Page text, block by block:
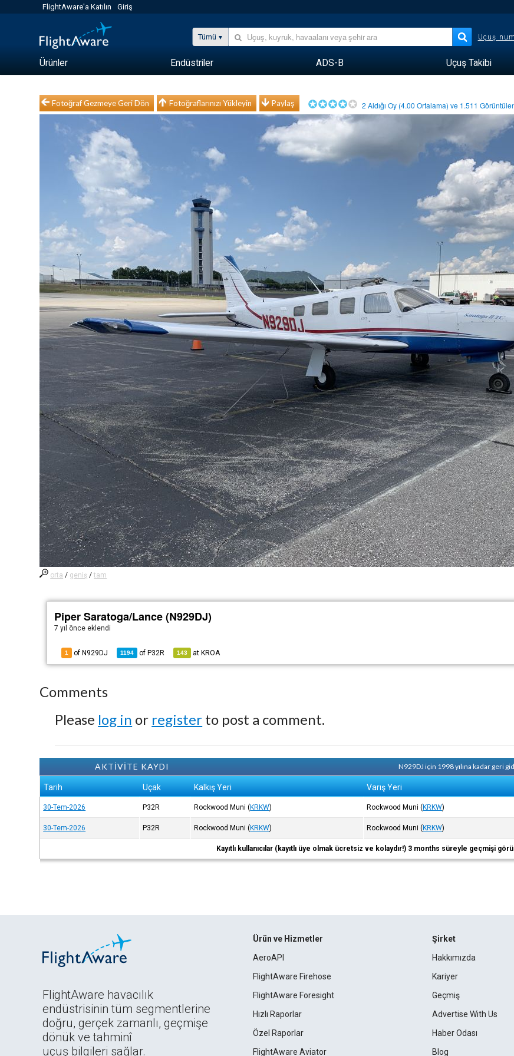
FlightAware'a Katılın Giriş
Tümü Uçuş
Ürünler Endüstriler ADS-B Uçuş Takibi
Fotoğraf Gezmeye Geri Dön Fotoğraflarınızı Yükleyin Paylaş 2 Aldığı Oy (4.00 Ortalama) ve 1.511
orta / geniş /tam
Piper Saratoga/Lance (N929DJ)
7 yıl önce eklendi
1 of N929DJ 1194 of P32R 143 at KROA
Comments
Please log in or register to post a comment.
AKTİVİTE KAYDI N929DJ için 1998 yılına kadar geri
Tarih Uçak Kalkış Yeri Varış Yeri
30-Tem-2026 P32R Rockwood Muni (KRKW) Rockwood Muni (KRKW)
30-Tem-2026 P32R Rockwood Muni (KRKW) Rockwood Muni (KRKW)
Kayıtlı kullanıcılar (kayıtlı üye olmak ücretsiz ve kolaydır!) 3 months süreyle geçmişi
FlightAware havacılık
endüstrisinin tüm segmentlerine
doğru, gerçek zamanlı, geçmişe
dönük ve tahminî
uçuş bilgileri sağlar.
Ürün ve Hizmetler
AeroAPI
FlightAware Firehose
FlightAware Foresight
Hızlı Raporlar
Özel Raporlar
FlightAware Aviator
Şirket
Hakkımızda
Kariyer
Geçmiş
Advertise With Us
Haber Odası
Blog